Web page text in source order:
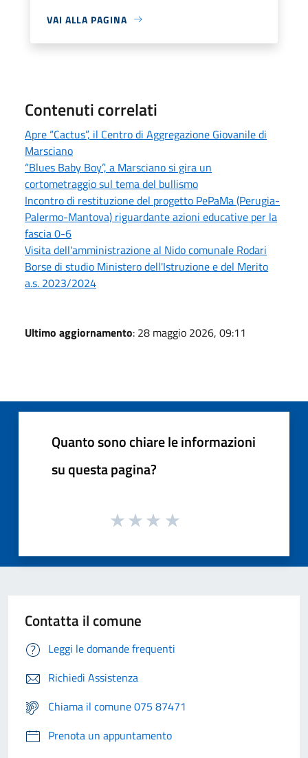
VAI ALLA PAGINA
Contenuti correlati
Apre “Cactus”, il Centro di Aggregazione Giovanile di
Marsciano
“Blues Baby Boy”, a Marsciano si gira un
cortometraggio sul tema del bullismo
Incontro di restituzione del progetto PePaMa (Perugia-
Palermo-Mantova) riguardante azioni educative per la
fascia 0-6
Visita dell'amministrazione al Nido comunale Rodari
Borse di studio Ministero dell'Istruzione e del Merito
a.s. 2023/2024
Ultimo aggiornamento: 28 maggio 2026, 09:11
Quanto sono chiare le informazioni
su questa pagina?
Contatta il comune
Leggi le domande frequenti
Richiedi Assistenza
Chiama il comune 075 87471
Prenota un appuntamento